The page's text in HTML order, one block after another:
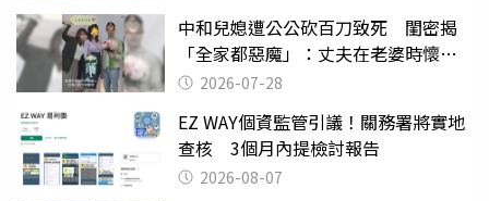
中和兒媳遭公公砍百刀致死 閨密揭
「全家都惡魔」：丈夫在老婆時懷孕
摔東西
2026-07-28
EZ WAY個資監管引議！關務署將實地
查核 3個月內提檢討報告
2026-08-07